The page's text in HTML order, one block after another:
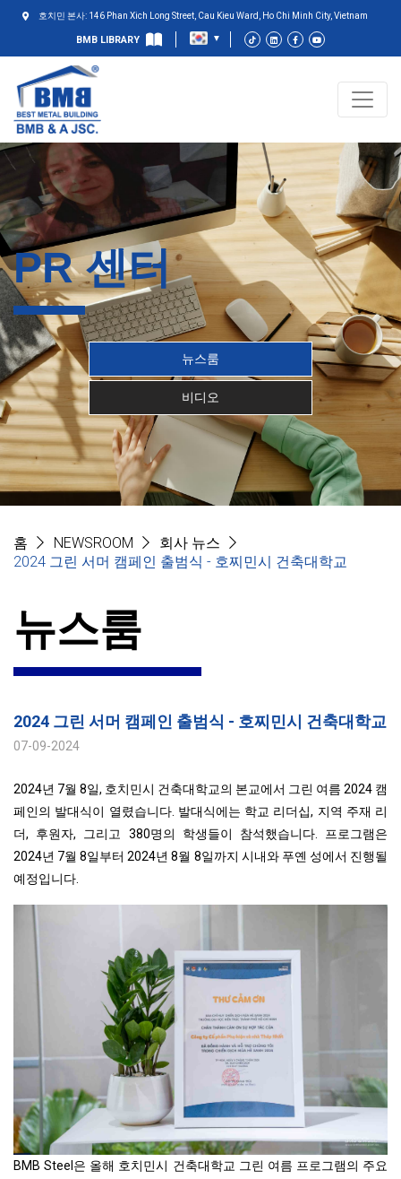
호치민 본사: 146 Phan Xich Long Street, Cau Kieu Ward, Ho Chi Minh City, Vietnam
BMB LIBRARY
PR 센터
뉴스룸
비디오
홈 NEWSROOM
회사 뉴스
2024 그린 서머 캠페인 출범식 - 호찌민시 건축대학교
뉴스룸
2024 그린 서머 캠페인 출범식 - 호찌민시 건축대학교
07-09-2024
2024년 7월 8일, 호치민시 건축대학교의 본교에서 그린 여름 2024 캠
페인의 발대식이 열렸습니다. 발대식에는 학교 리더십, 지역 주재 리
더, 후원자, 그리고 380명의 학생들이 참석했습니다. 프로그램은
2024년 7월 8일부터 2024년 8월 8일까지 시내와 푸옌 성에서 진행될
예정입니다.
BMB Steel은 올해 호치민시 건축대학교 그린 여름 프로그램의 주요